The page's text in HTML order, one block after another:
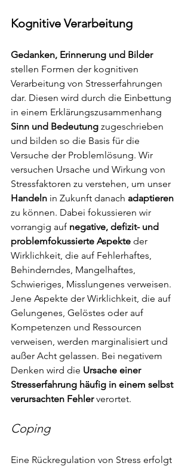
Kognitive Verarbeitung
Gedanken, Erinnerung und Bilder
stellen Formen der kognitiven
Verarbeitung von Stresserfahrungen
dar. Diesen wird durch die Einbettung
in einem Erklärungszusammenhang
Sinn und Bedeutung zugeschrieben
und bilden so die Basis für die
Versuche der Problemlösung. Wir
versuchen Ursache und Wirkung von
Stressfaktoren zu verstehen, um unser
Handeln in Zukunft danach adaptieren
zu können. Dabei fokussieren wir
vorrangig auf negative, defizit- und
problemfokussierte Aspekte der
Wirklichkeit, die auf Fehlerhaftes,
Behinderndes, Mangelhaftes,
Schwieriges, Misslungenes verweisen.
Jene Aspekte der Wirklichkeit, die auf
Gelungenes, Gelöstes oder auf
Kompetenzen und Ressourcen
verweisen, werden marginalisiert und
außer Acht gelassen. Bei negativem
Denken wird die Ursache einer
Stresserfahrung häufig in einem selbst
verursachten Fehler verortet.
Coping
Eine Rückregulation von Stress erfolgt